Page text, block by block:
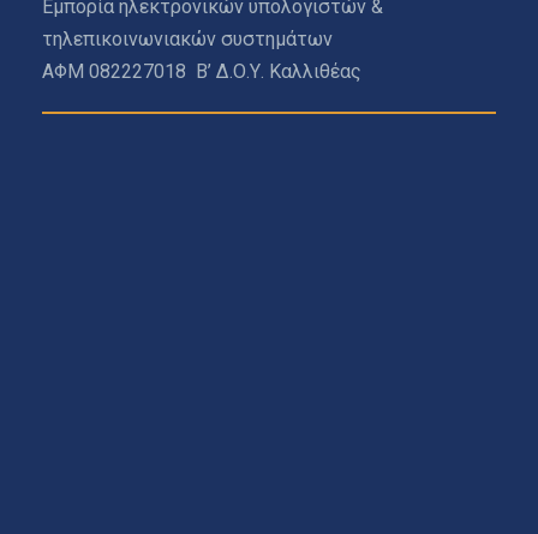
Εμπορία ηλεκτρονικών υπολογιστών &
τηλεπικοινωνιακών συστημάτων
ΑΦΜ 082227018 Β’ Δ.Ο.Υ. Καλλιθέας